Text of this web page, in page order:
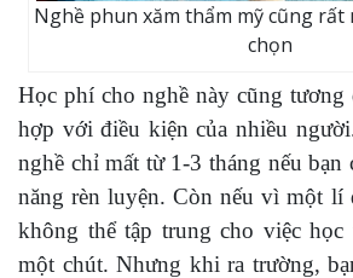
Nghề phun xăm thẩm mỹ cũng
chọn
Học phí cho nghề này cũng
hợp với điều kiện của nhiều
nghề chỉ mất từ 1-3 tháng nếu bạn
năng rèn luyện. Còn nếu vì một lí
không thể tập trung cho việc học
một chút. Nhưng khi ra trường,